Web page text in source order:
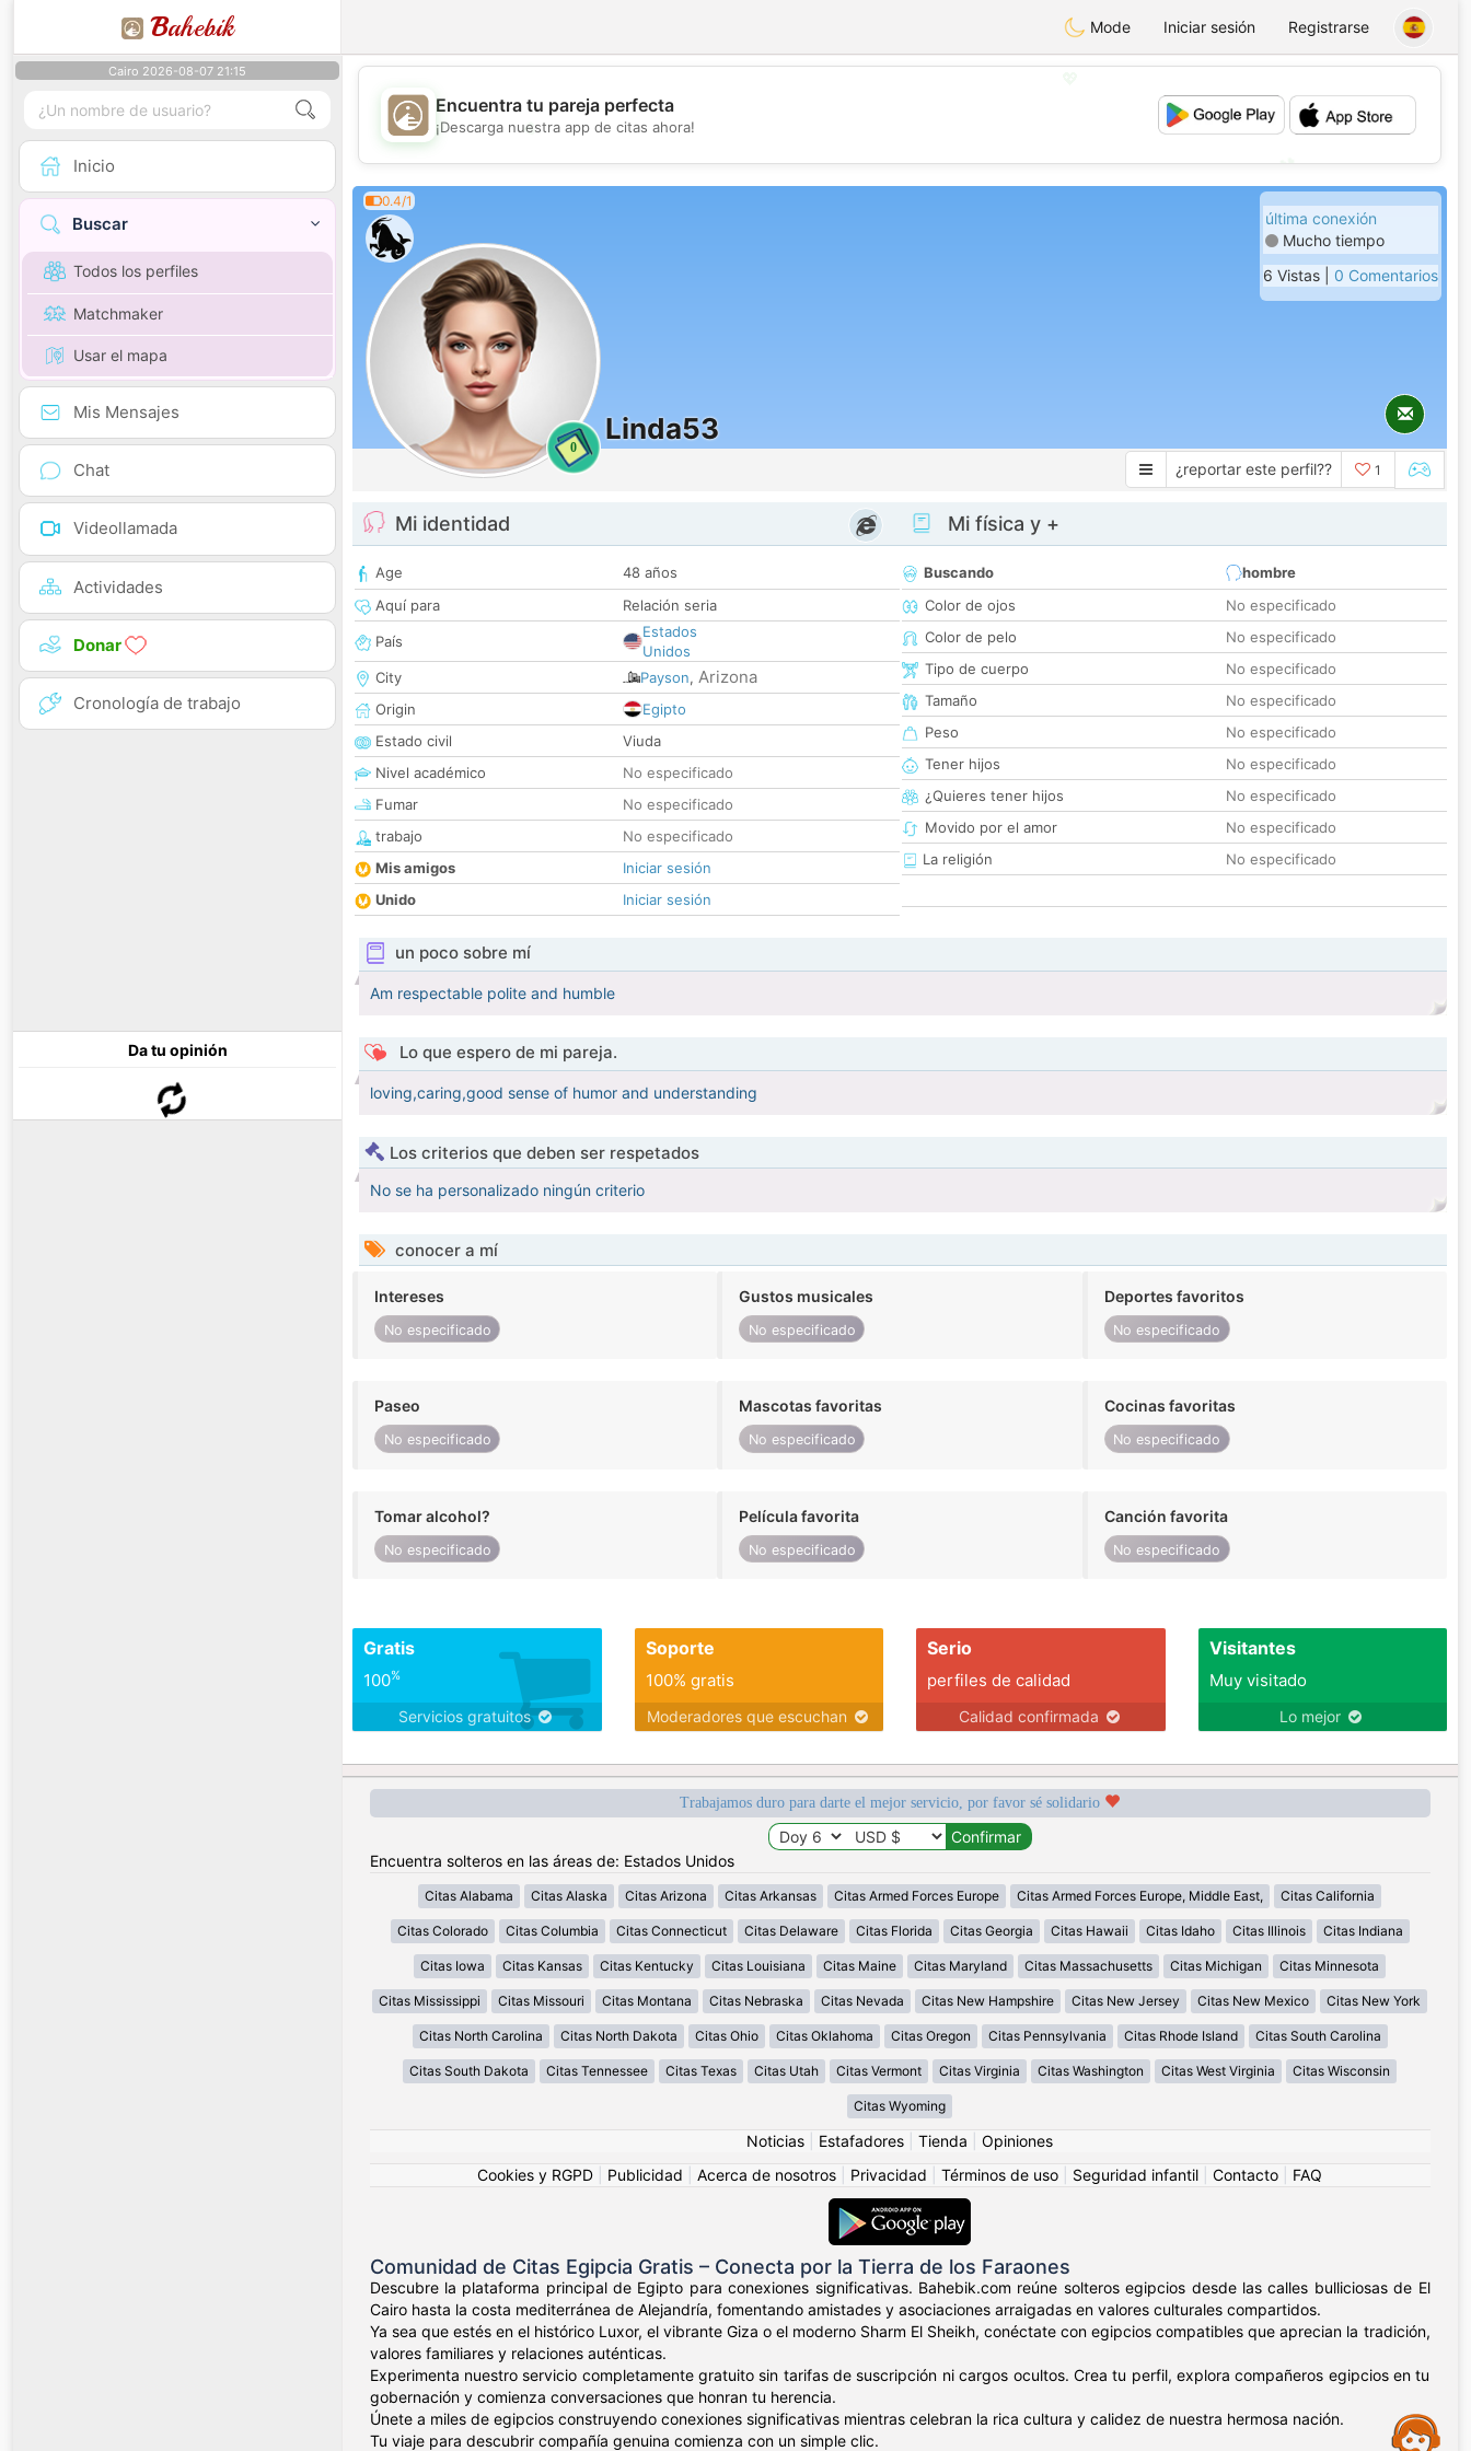
Bahebik Mode Iniciar sesión Registrarse
Cairo 2026-08-07 21:15
Inicio
Buscar
Todos los perfiles
Matchmaker
Usar el mapa
Mis Mensajes
Chat
Videollamada
Actividades
Donar
Cronología de trabajo
Da tu opinión
💖
💕
Encuentra tu pareja perfecta
¡Descarga nuestra app de citas ahora!
0.4/1
0
Linda53
última conexión
Mucho tiempo
6 Vistas | 0 Comentarios
¿reportar este perfil?? 1
Mi identidad
Age
48 años
Aquí para
Relación seria
País
Estados
Unidos
City
Payson, Arizona
Origin
Egipto
Estado civil
Viuda
Nivel académico
No especificado
Fumar
No especificado
trabajo
No especificado
Mis amigos
Iniciar sesión
Unido
Iniciar sesión
Mi física y +
Buscando
hombre
Color de ojos
No especificado
Color de pelo
No especificado
Tipo de cuerpo
No especificado
Tamaño
No especificado
Peso
No especificado
Tener hijos
No especificado
¿Quieres tener hijos
No especificado
Movido por el amor
No especificado
La religión
No especificado
un poco sobre mí
Am respectable polite and humble
Lo que espero de mi pareja.
loving,caring,good sense of humor and understanding
Los criterios que deben ser respetados
No se ha personalizado ningún criterio
conocer a mí
Intereses
No especificado
Gustos musicales
No especificado
Deportes favoritos
No especificado
Paseo
No especificado
Mascotas favoritas
No especificado
Cocinas favoritas
No especificado
Tomar alcohol?
No especificado
Película favorita
No especificado
Canción favorita
No especificado
Gratis
100%
Servicios gratuitos
Soporte
100% gratis
Moderadores que escuchan
Serio
perfiles de calidad
Calidad confirmada
Visitantes
Muy visitado
Lo mejor
Trabajamos duro para darte el mejor servicio, por favor sé solidario
Encuentra solteros en las áreas de: Estados Unidos
Citas Alabama Citas Alaska Citas Arizona Citas Arkansas Citas Armed Forces Europe Citas Armed Forces Europe, Middle East, Citas California
Citas Colorado Citas Columbia Citas Connecticut Citas Delaware Citas Florida Citas Georgia Citas Hawaii Citas Idaho Citas Illinois Citas Indiana
Citas Iowa Citas Kansas Citas Kentucky Citas Louisiana Citas Maine Citas Maryland Citas Massachusetts Citas Michigan Citas Minnesota
Citas Mississippi Citas Missouri Citas Montana Citas Nebraska Citas Nevada Citas New Hampshire Citas New Jersey Citas New Mexico Citas New York
Citas North Carolina Citas North Dakota Citas Ohio Citas Oklahoma Citas Oregon Citas Pennsylvania Citas Rhode Island Citas South Carolina
Citas South Dakota Citas Tennessee Citas Texas Citas Utah Citas Vermont Citas Virginia Citas Washington Citas West Virginia Citas Wisconsin
Citas Wyoming
Noticias Estafadores Tienda
Opiniones
Cookies y RGPD
Publicidad Acerca de nosotros Privacidad Términos de uso Seguridad infantil Contacto FAQ
Comunidad de Citas Egipcia Gratis – Conecta por la Tierra de los Faraones
Descubre la plataforma principal de Egipto para conexiones significativas. Bahebik.com reúne solteros egipcios desde las calles bulliciosas de El
Cairo hasta la costa mediterránea de Alejandría, fomentando amistades y asociaciones arraigadas en valores culturales compartidos.
Ya sea que estés en el histórico Luxor, el vibrante Giza o el moderno Sharm El Sheikh, conéctate con egipcios compatibles que aprecian la tradición,
valores familiares y relaciones auténticas.
Experimenta nuestro servicio completamente gratuito sin tarifas de suscripción ni cargos ocultos. Crea tu perfil, explora compañeros egipcios en tu
gobernación y comienza conversaciones que honran tu herencia.
Únete a miles de egipcios construyendo conexiones significativas mientras celebran la rica cultura y calidez de nuestra hermosa nación.
Tu viaje para descubrir compañía genuina comienza con un simple clic.
Assistance